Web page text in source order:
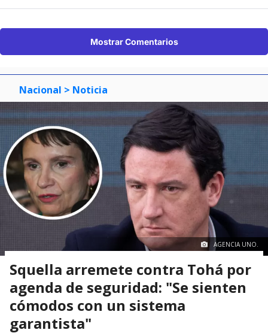
Mostrar Comentarios
Nacional > Noticia
AGENCIA UNO.
Squella arremete contra Tohá por
agenda de seguridad: "Se sienten
cómodos con un sistema
garantista"